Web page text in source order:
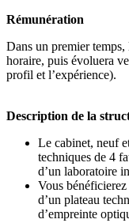
Rémunération
Dans un premier temps,
horaire, puis évoluera
profil et l’expérience).
Description de la
Le cabinet, neuf
techniques de 4
d’un laboratoire
Vous
d’un plateau
d’empreinte